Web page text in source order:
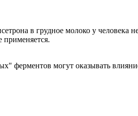
в грудное молоко у человека
могут оказывать